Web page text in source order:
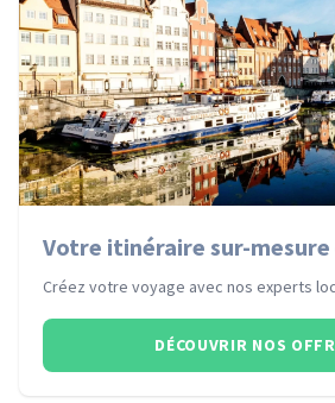
Votre itinéraire sur-mesure
Créez votre voyage avec nos experts
DÉCOUVRIR NOS